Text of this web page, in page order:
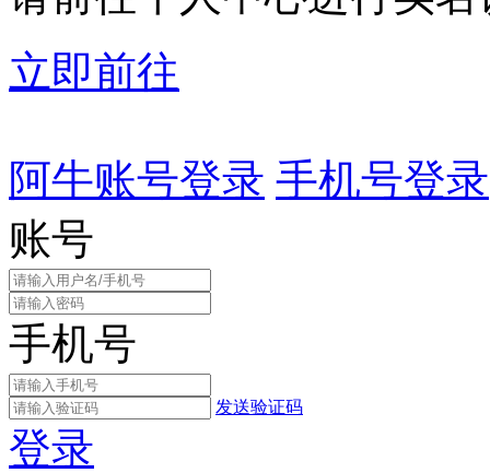
立即前往
阿牛账号登录 手机号登录
账号
手机号
发送验证码
登录